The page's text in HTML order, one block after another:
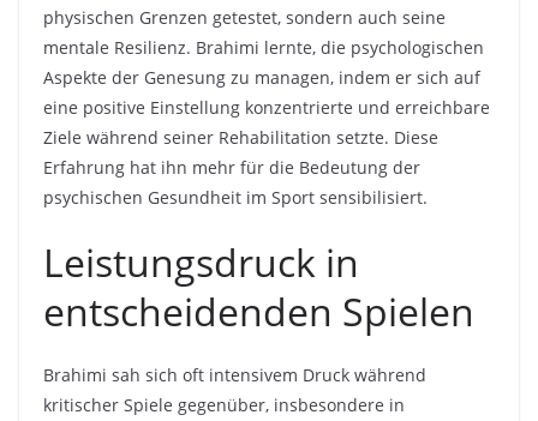
physischen Grenzen getestet, sondern auch seine
mentale Resilienz. Brahimi lernte, die psychologischen
Aspekte der Genesung zu managen, indem er sich auf
eine positive Einstellung konzentrierte und erreichbare
Ziele während seiner Rehabilitation setzte. Diese
Erfahrung hat ihn mehr für die Bedeutung der
psychischen Gesundheit im Sport sensibilisiert.
Leistungsdruck in
entscheidenden Spielen
Brahimi sah sich oft intensivem Druck während
kritischer Spiele gegenüber, insbesondere in